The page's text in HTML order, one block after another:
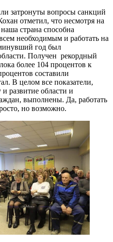
затронуты вопросы санкций
отметил, что несмотря на
страна способна
необходимым и работать на
год был
Получен рекордный
более 104 процентов к
составили
В целом все показатели,
развитие области и
выполнены. Да, работать
но возможно.